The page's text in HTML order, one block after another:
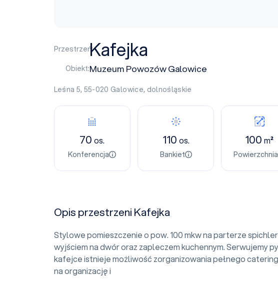
Przestrzeń:Kafejka
Obiekt:Muzeum Powozów Galowice
Leśna 5, 55-020Galowice, dolnośląskie
70os.
Konferencja
110 os.
Bankiet
100m²
Powierzchnia
Opis przestrzeni Kafejka
Stylowe pomieszczenie o pow. 100 mkw na parterze
wyjściem na dwór oraz zapleczem kuchennym. Serwujemy
kafejce istnieje możliwość zorganizowania pełnego
na organizację i